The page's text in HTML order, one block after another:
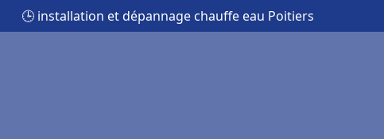
🕒 installation et dépannage chauffe eau Poitiers